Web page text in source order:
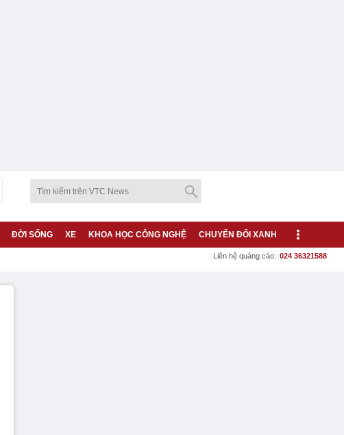
ĐỜI SỐNG XE KHOA HỌC CÔNG NGHỆ CHUYỂN ĐỔI XANH
Liên hệ quảng cáo: 024 36321588